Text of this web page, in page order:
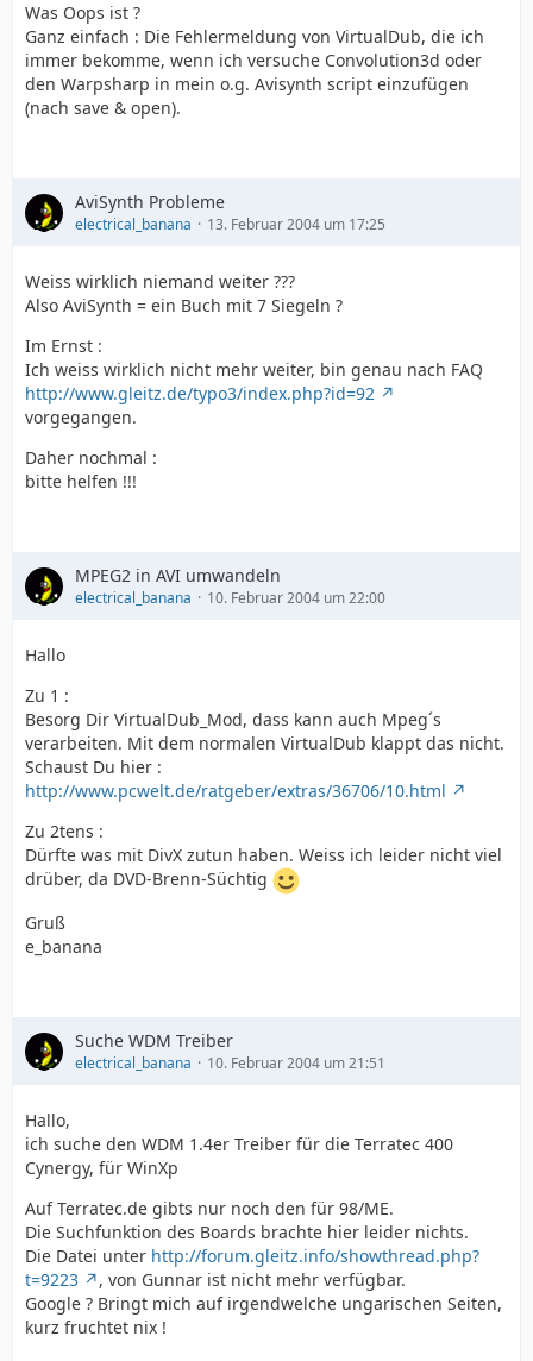
Was Oops ist ?
Ganz einfach : Die Fehlermeldung von VirtualDub, die ich
immer bekomme, wenn ich versuche Convolution3d oder
den Warpsharp in mein o.g. Avisynth script einzufügen
(nach save & open).
AviSynth Probleme
electrical_banana 13. Februar 2004 um 17:25
Weiss wirklich niemand weiter ???
Also AviSynth = ein Buch mit 7 Siegeln ?
Im Ernst :
Ich weiss wirklich nicht mehr weiter, bin genau nach FAQ
http://www.gleitz.de/typo3/index.php?id=92
vorgegangen.
Daher nochmal :
bitte helfen !!!
MPEG2 in AVI umwandeln
electrical_banana 10. Februar 2004 um 22:00
Hallo
Zu 1 :
Besorg Dir VirtualDub_Mod, dass kann auch Mpeg´s
verarbeiten. Mit dem normalen VirtualDub klappt das nicht.
Schaust Du hier :
http://www.pcwelt.de/ratgeber/extras/36706/10.html
Zu 2tens :
Dürfte was mit DivX zutun haben. Weiss ich leider nicht viel
drüber, da DVD-Brenn-Süchtig
Gruß
e_banana
Suche WDM Treiber
electrical_banana 10. Februar 2004 um 21:51
Hallo,
ich suche den WDM 1.4er Treiber für die Terratec 400
Cynergy, für WinXp
Auf Terratec.de gibts nur noch den für 98/ME.
Die Suchfunktion des Boards brachte hier leider nichts.
Die Datei unter http://forum.gleitz.info/showthread.php?
t=9223
, von Gunnar ist nicht mehr verfügbar.
Google ? Bringt mich auf irgendwelche ungarischen Seiten,
kurz fruchtet nix !